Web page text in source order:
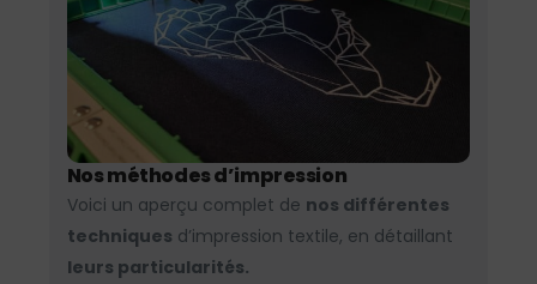
Nos méthodes d’impression
Voici un aperçu complet de nos différentes
techniques d’impression textile, en détaillant
leurs particularités.